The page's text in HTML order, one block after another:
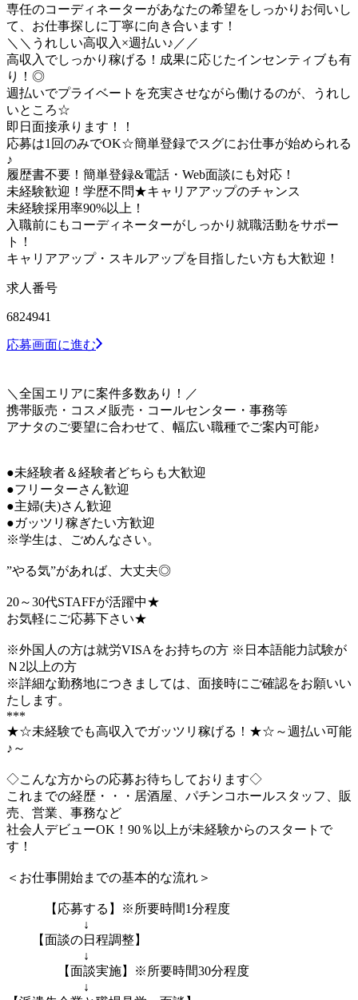
専任のコーディネーターがあなたの希望をしっかりお伺いし
て、お仕事探しに丁寧に向き合います！
＼＼うれしい高収入×週払い♪／／
高収入でしっかり稼げる！成果に応じたインセンティブも有
り！◎
週払いでプライベートを充実させながら働けるのが、うれし
いところ☆
即日面接承ります！！
応募は1回のみでOK☆簡単登録でスグにお仕事が始められる
♪
履歴書不要！簡単登録&電話・Web面談にも対応！
未経験歓迎！学歴不問★キャリアアップのチャンス
未経験採用率90%以上！
入職前にもコーディネーターがしっかり就職活動をサポー
ト！
キャリアアップ・スキルアップを目指したい方も大歓迎！
求人番号
6824941
応募画面に進む
＼全国エリアに案件多数あり！／
携帯販売・コスメ販売・コールセンター・事務等
アナタのご要望に合わせて、幅広い職種でご案内可能♪
●未経験者＆経験者どちらも大歓迎
●フリーターさん歓迎
●主婦(夫)さん歓迎
●ガッツリ稼ぎたい方歓迎
※学生は、ごめんなさい。
”やる気”があれば、大丈夫◎
20～30代STAFFが活躍中★
お気軽にご応募下さい★
※外国人の方は就労VISAをお持ちの方 ※日本語能力試験が
Ｎ2以上の方
※詳細な勤務地につきましては、面接時にご確認をお願いい
たします。
***
★☆未経験でも高収入でガッツリ稼げる！★☆～週払い可能
♪～
◇こんな方からの応募お待ちしております◇
これまでの経歴・・・居酒屋、パチンコホールスタッフ、販
売、営業、事務など
社会人デビューOK！90％以上が未経験からのスタートで
す！
＜お仕事開始までの基本的な流れ＞
【応募する】※所要時間1分程度
↓
【面談の日程調整】
↓
【面談実施】※所要時間30分程度
↓